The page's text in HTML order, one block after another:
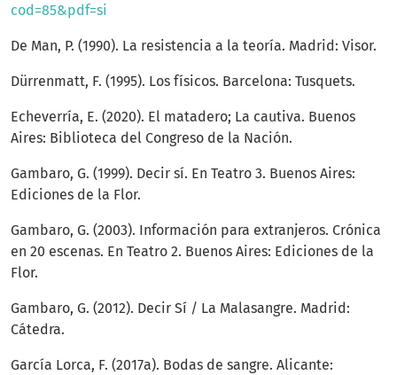
cod=85&pdf=si
De Man, P. (1990). La resistencia a la teoría. Madrid: Visor.
Dürrenmatt, F. (1995). Los físicos. Barcelona: Tusquets.
Echeverría, E. (2020). El matadero; La cautiva. Buenos
Aires: Biblioteca del Congreso de la Nación.
Gambaro, G. (1999). Decir sí. En Teatro 3. Buenos Aires:
Ediciones de la Flor.
Gambaro, G. (2003). Información para extranjeros. Crónica
en 20 escenas. En Teatro 2. Buenos Aires: Ediciones de la
Flor.
Gambaro, G. (2012). Decir Sí / La Malasangre. Madrid:
Cátedra.
García Lorca, F. (2017a). Bodas de sangre. Alicante: